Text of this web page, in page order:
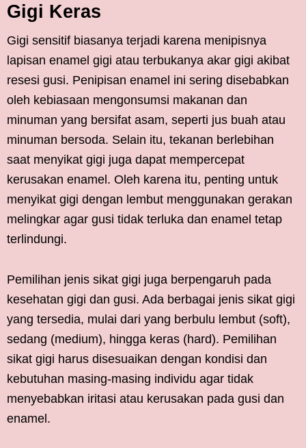
Gigi Keras
Gigi sensitif biasanya terjadi karena menipisnya
lapisan enamel gigi atau terbukanya akar gigi akibat
resesi gusi. Penipisan enamel ini sering disebabkan
oleh kebiasaan mengonsumsi makanan dan
minuman yang bersifat asam, seperti jus buah atau
minuman bersoda. Selain itu, tekanan berlebihan
saat menyikat gigi juga dapat mempercepat
kerusakan enamel. Oleh karena itu, penting untuk
menyikat gigi dengan lembut menggunakan gerakan
melingkar agar gusi tidak terluka dan enamel tetap
terlindungi.
Pemilihan jenis sikat gigi juga berpengaruh pada
kesehatan gigi dan gusi. Ada berbagai jenis sikat gigi
yang tersedia, mulai dari yang berbulu lembut (soft),
sedang (medium), hingga keras (hard). Pemilihan
sikat gigi harus disesuaikan dengan kondisi dan
kebutuhan masing-masing individu agar tidak
menyebabkan iritasi atau kerusakan pada gusi dan
enamel.